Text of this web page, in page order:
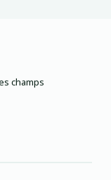
champs